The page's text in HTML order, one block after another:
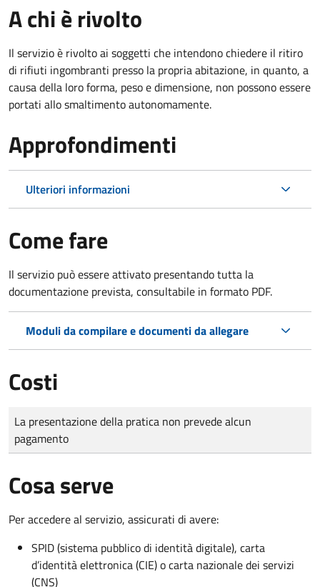
A chi è rivolto
Il servizio è rivolto ai soggetti che intendono chiedere il ritiro
di rifiuti ingombranti presso la propria abitazione, in quanto, a
causa della loro forma, peso e dimensione, non possono essere
portati allo smaltimento autonomamente.
Approfondimenti
Ulteriori informazioni
Come fare
Il servizio può essere attivato presentando tutta la
documentazione prevista, consultabile in formato PDF.
Moduli da compilare e documenti da allegare
Costi
Tipo di pagamento
Importo
La presentazione della pratica non prevede alcun
pagamento
Cosa serve
Per accedere al servizio, assicurati di avere:
SPID (sistema pubblico di identità digitale), carta
d’identità elettronica (CIE) o carta nazionale dei servizi
(CNS)